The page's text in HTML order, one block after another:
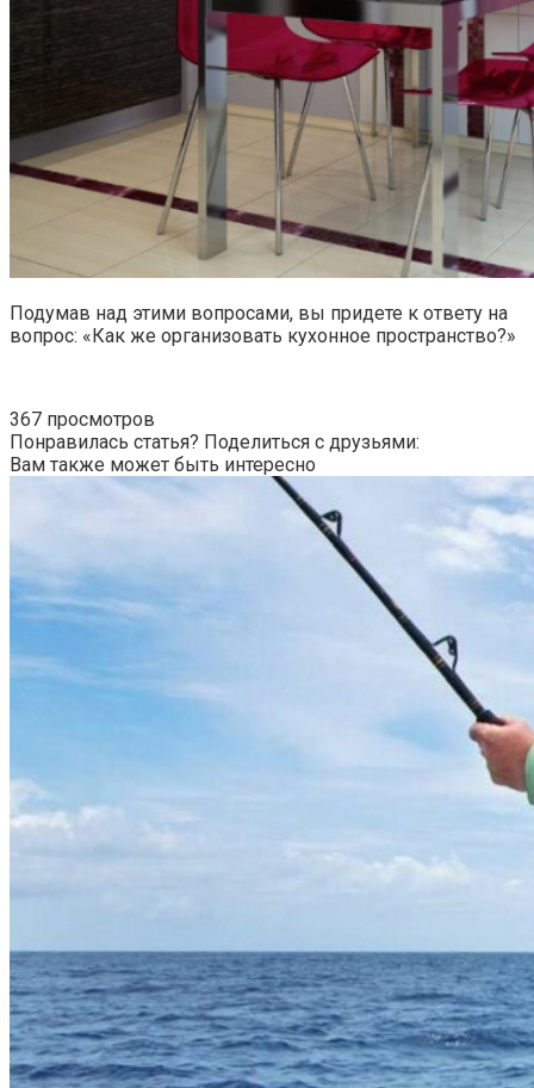
Подумав над этими вопросами, вы придете к ответу на
вопрос: «Как же организовать кухонное пространство?»
367 просмотров
Понравилась статья? Поделиться с друзьями:
Вам также может быть интересно